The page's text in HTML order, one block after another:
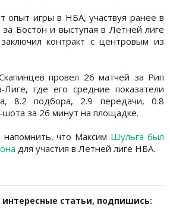
опыт игры в НБА, участвуя ранее в
Бостон и выступая в Летней лиге
контракт с центровым из
провел 26 матчей за Рип
где его средние показатели
8.2 подбора, 2.9 передачи, 0.8
шота за 26 минут на площадке.
напомнить, что Максим Шульга был
для участия в Летней лиге НБА.
интересные статьи, подпишись: